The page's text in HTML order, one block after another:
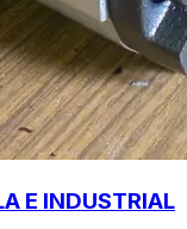
E INDUSTRIAL